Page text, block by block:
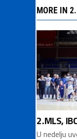
MORE IN
2.MLS,
U nedelju